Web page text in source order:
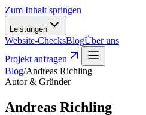
Zum Inhalt springen
Leistungen
Website-ChecksBlogÜber uns
Projekt anfragen
Blog/Andreas Richling
Autor & Gründer
Andreas Richling